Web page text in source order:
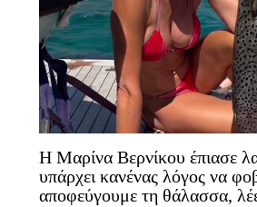
Η Μαρίνα Βερνίκου έπιασε
υπάρχει κανένας λόγος να
αποφεύγουμε τη θάλασσα,